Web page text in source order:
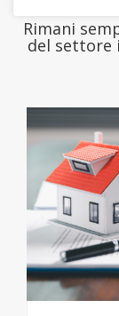
Rimani
del settore